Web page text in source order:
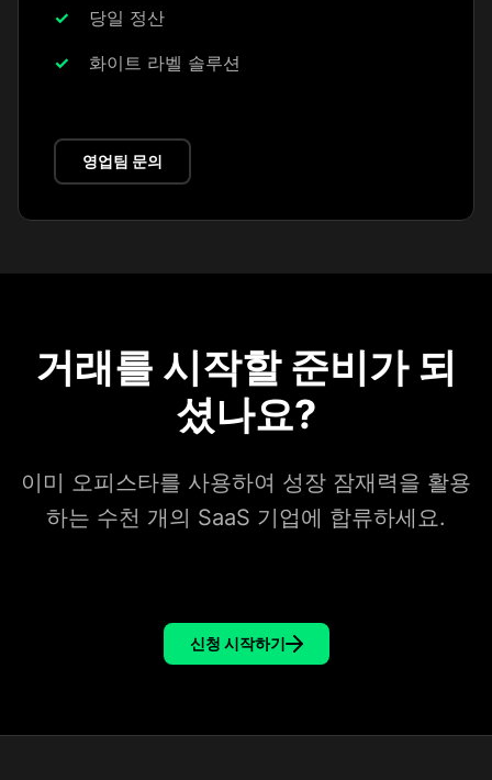
당일 정산
화이트 라벨 솔루션
영업팀 문의
거래를 시작할 준비가 되
셨나요?
이미 오피스타를 사용하여 성장 잠재력을 활용
하는 수천 개의 SaaS 기업에 합류하세요.
신청 시작하기